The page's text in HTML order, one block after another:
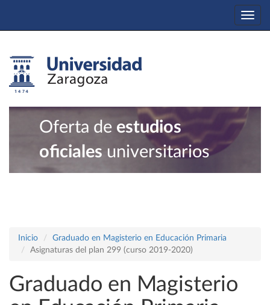
Oferta de estudios
oficiales universitarios
Inicio
Graduado en Magisterio en Educación Primaria
Asignaturas del plan 299 (curso 2019-2020)
Graduado en Magisterio